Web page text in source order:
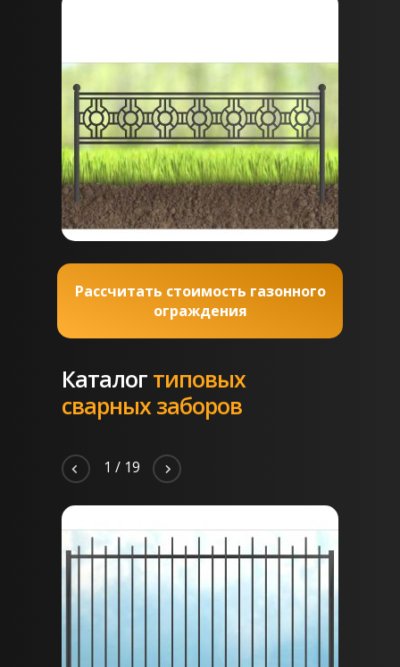
Рассчитать стоимость газонного
ограждения
Каталог типовых
сварных заборов
2 / 19